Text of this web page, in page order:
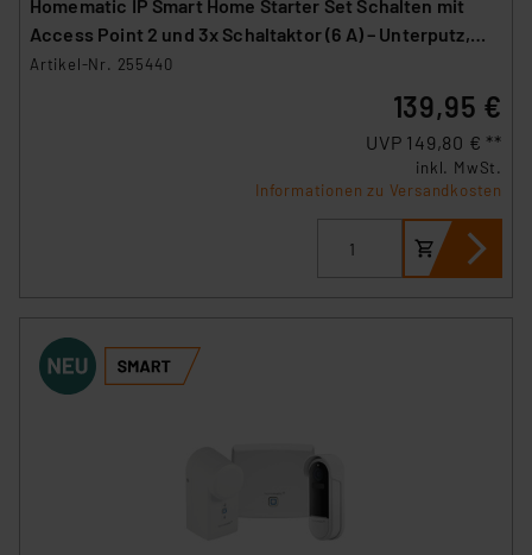
Homematic IP Smart Home Starter Set Schalten mit
Access Point 2 und 3x Schaltaktor (6 A) – Unterputz,
HmIP-HAP2 und HmIP-FS6
Artikel-Nr. 255440
139,95 €
UVP 149,80 € **
inkl. MwSt.
Informationen zu Versandkosten